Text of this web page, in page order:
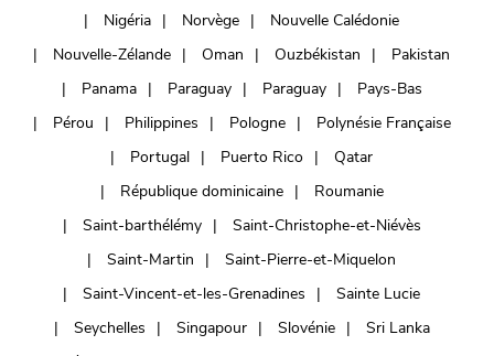
Nigéria
Norvège
Nouvelle Calédonie
Nouvelle-Zélande
Oman Ouzbékistan
Pakistan
Panama
Paraguay Paraguay
Pays-Bas
Pérou
Philippines Pologne
Polynésie Française
Portugal
Puerto Rico
Qatar
République dominicaine
Roumanie
Saint-barthélémy
Saint-Christophe-et-Niévès
Saint-Martin
Saint-Pierre-et-Miquelon
Saint-Vincent-et-les-Grenadines
Sainte Lucie
Seychelles
Singapour Slovénie
Sri Lanka